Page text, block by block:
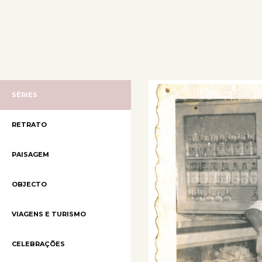
SÉRIES
RETRATO
PAISAGEM
OBJECTO
VIAGENS E TURISMO
CELEBRAÇÕES